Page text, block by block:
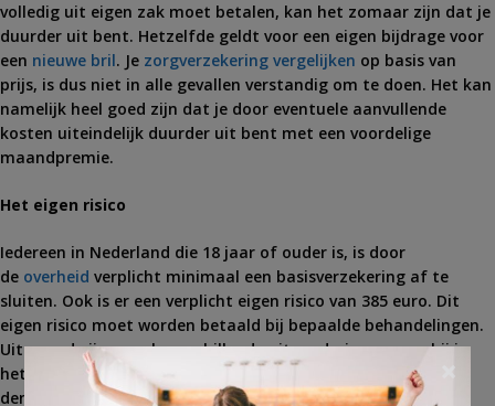
volledig uit eigen zak moet betalen, kan het zomaar zijn dat je
duurder uit bent. Hetzelfde geldt voor een eigen bijdrage voor
een nieuwe bril. Je zorgverzekering vergelijken op basis van
prijs, is dus niet in alle gevallen verstandig om te doen. Het kan
namelijk heel goed zijn dat je door eventuele aanvullende
kosten uiteindelijk duurder uit bent met een voordelige
maandpremie.
Het eigen risico
Iedereen in Nederland die 18 jaar of ouder is, is door
de overheid verplicht minimaal een basisverzekering af te
sluiten. Ook is er een verplicht eigen risico van 385 euro. Dit
eigen risico moet worden betaald bij bepaalde behandelingen.
Uiteraard zijn er ook verschillende uitzonderingen waarbij je
het eigen risico niet eerst hoeft te betalen. Hierbij moet je
denken aan een bezoek aan de huisarts, maar ook bij